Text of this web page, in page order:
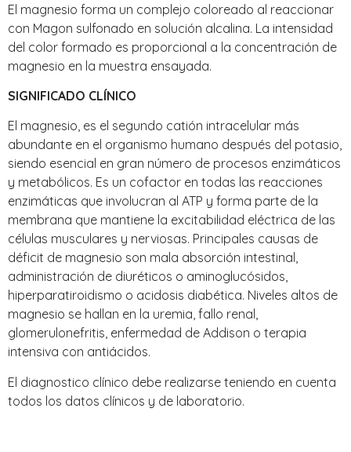
El magnesio forma un complejo coloreado al reaccionar
con Magon sulfonado en solución alcalina. La intensidad
del color formado es proporcional a la concentración de
magnesio en la muestra ensayada.
SIGNIFICADO CLÍNICO
El magnesio, es el segundo catión intracelular más
abundante en el organismo humano después del potasio,
siendo esencial en gran número de procesos enzimáticos
y metabólicos. Es un cofactor en todas las reacciones
enzimáticas que involucran al ATP y forma parte de la
membrana que mantiene la excitabilidad eléctrica de las
células musculares y nerviosas. Principales causas de
déficit de magnesio son mala absorción intestinal,
administración de diuréticos o aminoglucósidos,
hiperparatiroidismo o acidosis diabética. Niveles altos de
magnesio se hallan en la uremia, fallo renal,
glomerulonefritis, enfermedad de Addison o terapia
intensiva con antiácidos.
El diagnostico clínico debe realizarse teniendo en cuenta
todos los datos clínicos y de laboratorio.